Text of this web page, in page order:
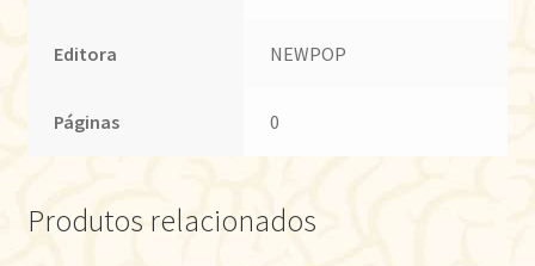
Editora NEWPOP
Páginas 0
Produtos relacionados